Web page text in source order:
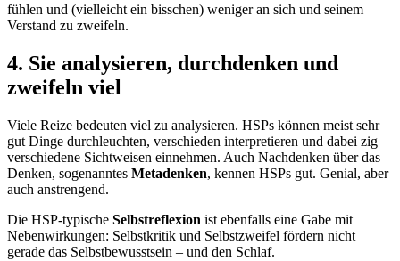
fühlen und (vielleicht ein bisschen) weniger an sich und seinem
Verstand zu zweifeln.
4. Sie analysieren, durchdenken und
zweifeln viel
Viele Reize bedeuten viel zu analysieren. HSPs können meist sehr
gut Dinge durchleuchten, verschieden interpretieren und dabei zig
verschiedene Sichtweisen einnehmen. Auch Nachdenken über das
Denken, sogenanntes Metadenken, kennen HSPs gut. Genial, aber
auch anstrengend.
Die HSP-typische Selbstreflexion ist ebenfalls eine Gabe mit
Nebenwirkungen: Selbstkritik und Selbstzweifel fördern nicht
gerade das Selbstbewusstsein – und den Schlaf.